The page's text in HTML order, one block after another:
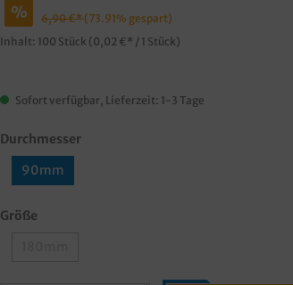
% 6,90 €*(73.91% gespart)
Inhalt: 100 Stück (0,02 €* / 1 Stück)
Sofort verfügbar, Lieferzeit: 1-3 Tage
Durchmesser
90mm
Größe